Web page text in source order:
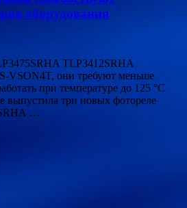
оборудования
TLP3412SRHA
VSON4T, они требуют меньше
при температуре до 125 °C
выпустила три новых фотореле
…